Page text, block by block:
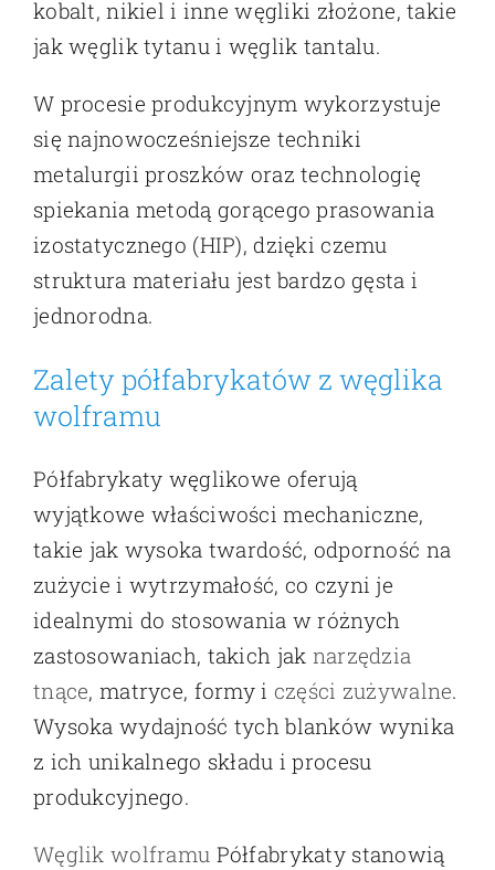
kobalt, nikiel i inne węgliki złożone, takie
jak węglik tytanu i węglik tantalu.
W procesie produkcyjnym wykorzystuje
się najnowocześniejsze techniki
metalurgii proszków oraz technologię
spiekania metodą gorącego prasowania
izostatycznego (HIP), dzięki czemu
struktura materiału jest bardzo gęsta i
jednorodna.
Zalety półfabrykatów z węglika
wolframu
Półfabrykaty węglikowe oferują
wyjątkowe właściwości mechaniczne,
takie jak wysoka twardość, odporność na
zużycie i wytrzymałość, co czyni je
idealnymi do stosowania w różnych
zastosowaniach, takich jak narzędzia
tnące, matryce, formy i części zużywalne.
Wysoka wydajność tych blanków wynika
z ich unikalnego składu i procesu
produkcyjnego.
Węglik wolframu Półfabrykaty stanowią